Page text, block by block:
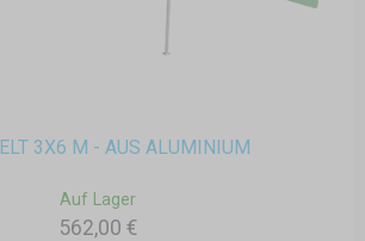
3X6 M - AUS ALUMINIUM
Auf Lager
562,00 €